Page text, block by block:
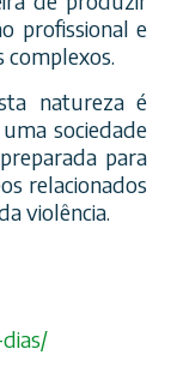
profissional e
complexos.
natureza é
sociedade
para
relacionados
violência.